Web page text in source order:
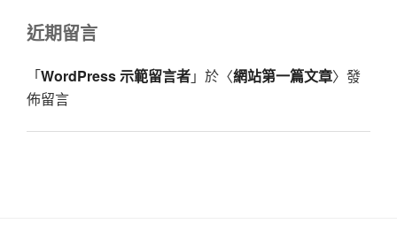
近期留言
「WordPress 示範留言者」於〈網站第一篇文章〉發
佈留言